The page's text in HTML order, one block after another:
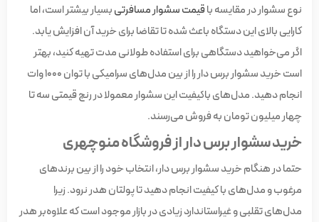
نوع سشوار در مقایسه باقیمت سشوار مسافرتیبسیار بیشتر است، اما
کارایی بالای این دستگاه باعث شده تا تقاضا برای خرید آن افزایش یابد.
اگر می‌خواهید دستگاهی برای استفاده طولانی مدت تهیه کنید، بهتر
است خرید سشوار برس دار را از بین مدل‌های سرامیکی با توان ۱۰۰۰ وات
انجام دهید. مدل‌های باکیفیت این سشوار معمولا در رنج قیمتی سه تا
چهار میلیون تومان به فروش می‌رسند.
خرید سشوار برس دار از فروشگاه منوچهری
حتما در هنگام خرید سشوار برس دار، انتخاب خود را از بین برندهای
مرغوب و مدل‌های با کیفیت انجام دهید تا پولتان هدر نرود. زیرا
مدل‌های تقلبی و غیراستاندارد زیادی در بازار موجود است که علاوه‌بر هدر